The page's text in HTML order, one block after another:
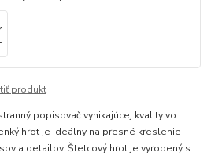
produkt
popisovač vynikajúcej kvality vo
hrot je ideálny na presné kreslenie
a detailov. Štetcový hrot je vyrobený s